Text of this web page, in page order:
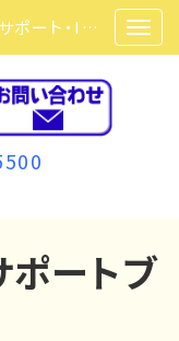
株式会社ベンハウス｜姫路でパソコンサポート・ITサポート・ITセキュリティ・複合機・ビジネスフォンなら弊社にお任せ
ポートブ